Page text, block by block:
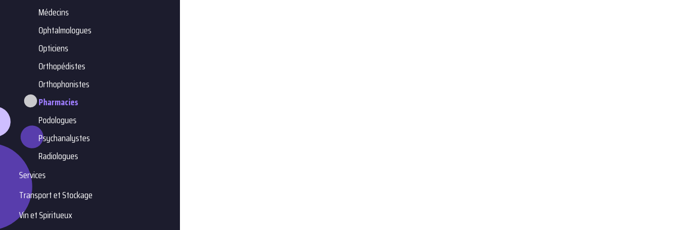
Médecins
Ophtalmologues
Opticiens
Orthopédistes
Orthophonistes
Pharmacies
Podologues
Psychanalystes
Radiologues
Services
Transport et Stockage
Vin et Spiritueux